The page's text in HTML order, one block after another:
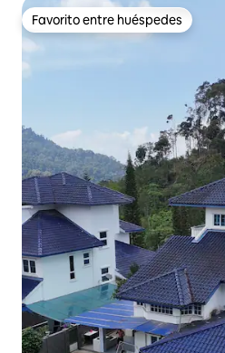
Favorito entre huéspedes
Favorito entre huéspedes